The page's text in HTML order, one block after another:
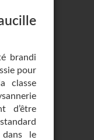
brandi
pour
classe
d’être
dans le